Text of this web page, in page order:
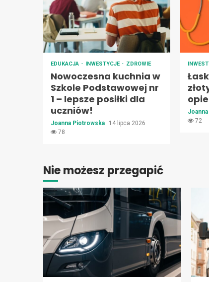
EDUKACJA INWESTYCJE ZDROWIE
Nowoczesna kuchnia w
Szkole Podstawowej nr
1 – lepsze posiłki dla
uczniów!
Joanna Piotrowska
14 lipca 2026
78
72
Nie możesz przegapić